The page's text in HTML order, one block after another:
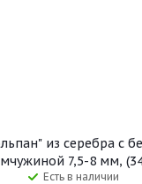
из серебра с
7,5-8 мм,
Есть в наличии